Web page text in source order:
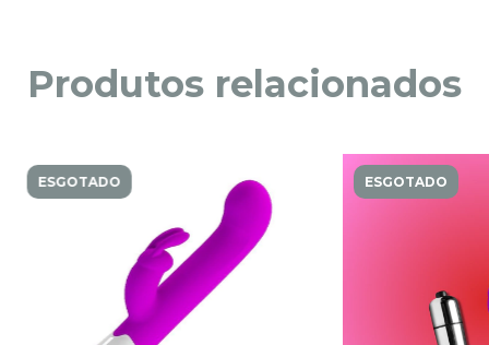
Produtos relacionados
ESGOTADO ESGOTADO